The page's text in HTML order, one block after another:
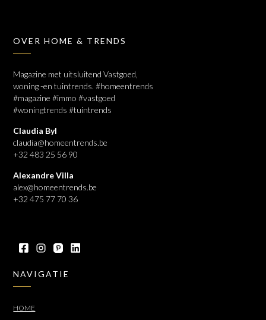
OVER HOME & TRENDS
Magazine met uitsluitend Vastgoed,
woning -en tuintrends. #homeentrends
#magazine #immo #vastgoed
#woningtrends #tuintrends
Claudia Byl
claudia@homeentrends.be
+32 483 25 56 90
Alexandre Villa
alex@homeentrends.be
+32 475 77 70 36
NAVIGATIE
HOME